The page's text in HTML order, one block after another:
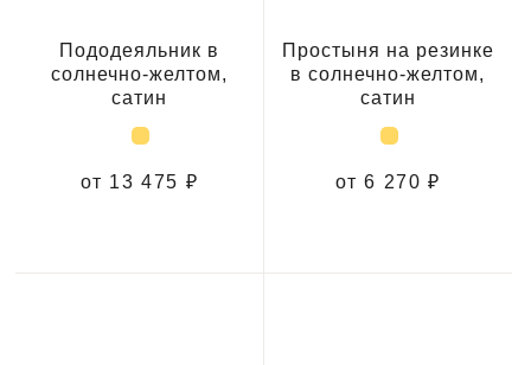
Пододеяльник в
солнечно-желтом,
сатин
от 13 475 ₽
Простыня на резинке
в солнечно-желтом,
сатин
от 6 270 ₽